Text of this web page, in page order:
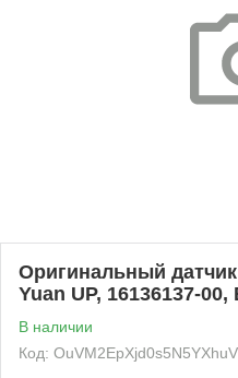
Оригинальный
Yuan UP, 16136137-00,
В наличии
Код: